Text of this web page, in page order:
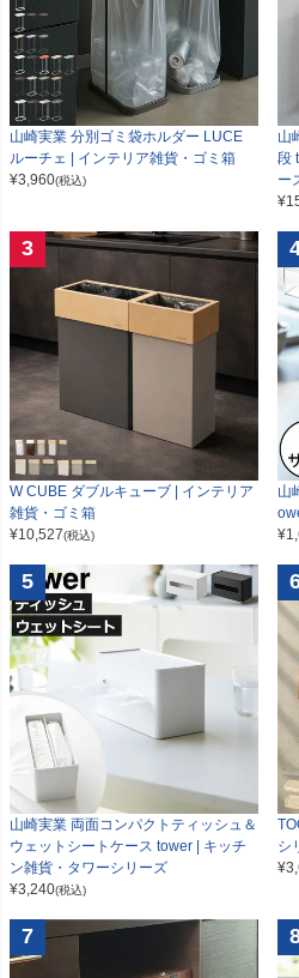
山崎実業 分別ゴミ袋ホルダー LUCE
ルーチェ | インテリア雑貨・ゴミ箱
¥3,960(税込)
山
段
ー
¥
3
W CUBE ダブルキューブ | インテリア
雑貨・ゴミ箱
¥10,527(税込)
山
¥
5
山崎実業 両面コンパクトティッシュ＆
ウェットシートケース tower | キッチ
ン雑貨・タワーシリーズ
¥3,240(税込)
シ
¥
7